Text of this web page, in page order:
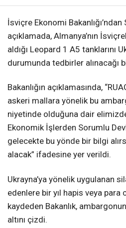
İsviçre Ekonomi Bakanlığı’ndan
açıklamada, Almanya’nın
aldığı Leopard 1 A5 tanklarını
durumunda tedbirler alınacağı
Bakanlığın açıklamasında,
askeri mallara yönelik bu
niyetinde olduğuna dair
Ekonomik İşlerden Sorumlu
gelecekte bu yönde bir bilgi
alacak” ifadesine yer verildi.
Ukrayna’ya yönelik uygulanan
edenlere bir yıl hapis veya para
kaydeden Bakanlık,
altını çizdi.